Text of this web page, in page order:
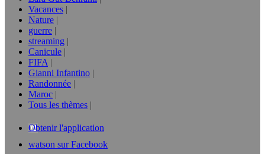
Vacances
Nature
guerre
streaming
Canicule
FIFA
Gianni Infantino
Randonnée
Maroc
Tous les thèmes
Obtenir l'application
watson sur Facebook